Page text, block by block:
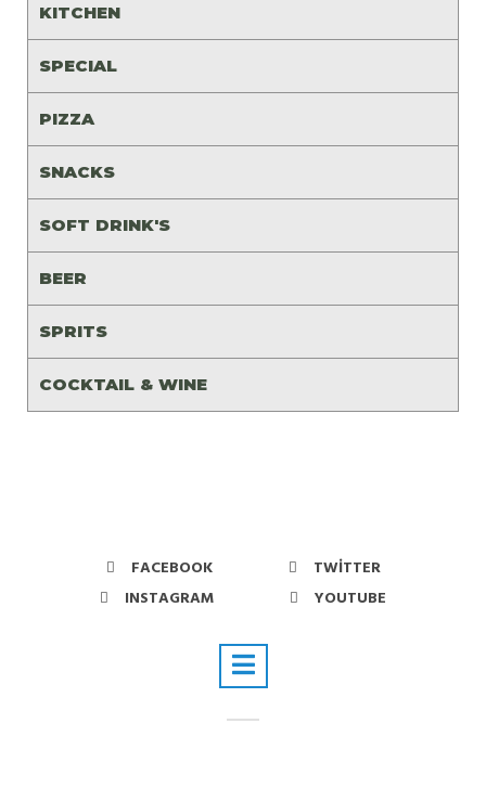
KITCHEN
SPECIAL
PIZZA
SNACKS
SOFT DRINK'S
BEER
SPRITS
COCKTAIL & WINE
FACEBOOK
TWITTER
INSTAGRAM
YOUTUBE